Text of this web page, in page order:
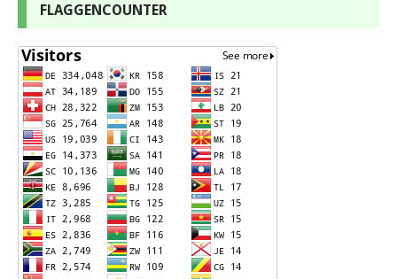
FLAGGENCOUNTER